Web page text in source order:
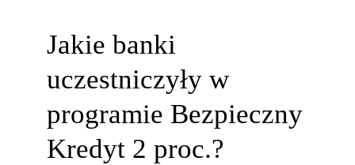
Jakie banki
uczestniczyły w
programie Bezpieczny
Kredyt 2 proc.?